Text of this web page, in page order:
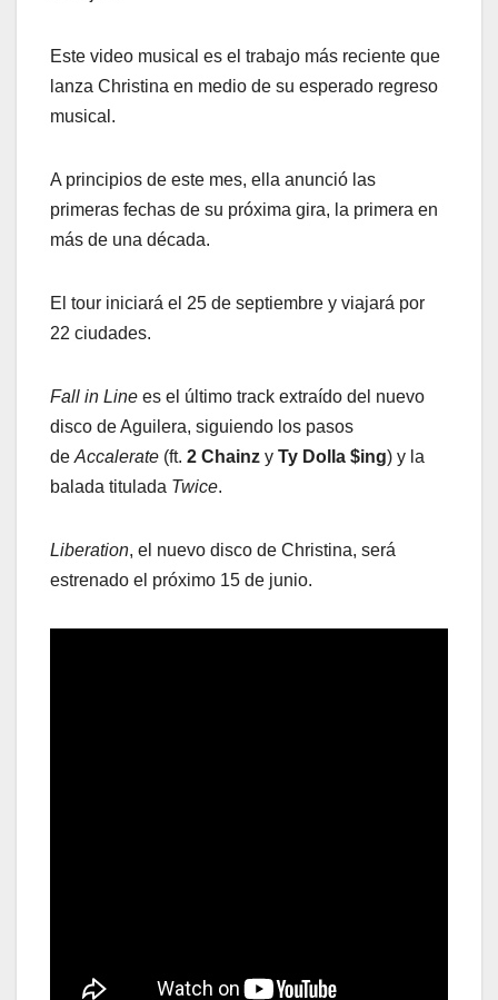
Este video musical es el trabajo más reciente que
lanza Christina en medio de su esperado regreso
musical.
A principios de este mes, ella anunció las
primeras fechas de su próxima gira, la primera en
más de una década.
El tour iniciará el 25 de septiembre y viajará por
22 ciudades.
Fall in Line es el último track extraído del nuevo
disco de Aguilera, siguiendo los pasos
de Accalerate (ft. 2 Chainz y Ty Dolla $ing) y la
balada titulada Twice.
Liberation, el nuevo disco de Christina, será
estrenado el próximo 15 de junio.